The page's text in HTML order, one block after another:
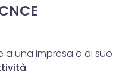
a una impresa o al suo
: